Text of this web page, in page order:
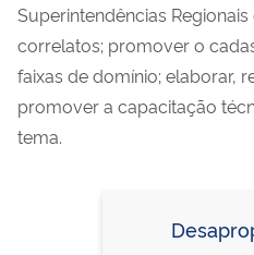
Superintendências
correlatos; promover o
faixas de domínio; elaborar,
promover a capacitação
tema.